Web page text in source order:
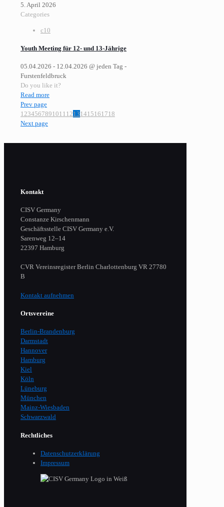
5. April 2026
Categories
c10
Youth Meeting für 12- und 13-Jährige
05.04.2026 - 12.04.2026 @ jeden Tag -
Furstenfeldbruck
Do you like it?
Read more
Prev page
1234567891011 12131415161718
Next page
Kontakt
CISV Germany
Constanze Kirschenmann
Geschäftsstelle CISV Germany e.V.
Sarenweg 12–14
22397 Hamburg
CVR Vereinsregister Berlin Charlottenburg VR 27780
B
Kontakt aufnehmen
Ortsvereine
Berlin-Brandenburg
Darmstadt
Hannover
Hamburg
Kiel
Köln
Lüneburg
München
Mainz-Wiesbaden
Schwarzwald
Rechtliches
Datenschutzerklärung
Impressum